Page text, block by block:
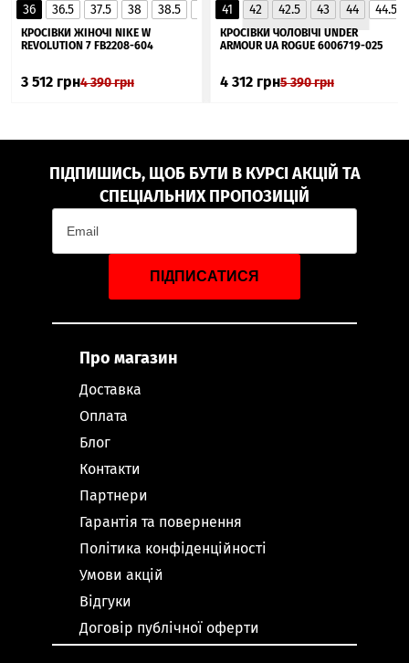
36 36.5 37.5 38 38.5 40 40.5
41
▲
КРОСІВКИ ЖІНОЧІ NIKE W
REVOLUTION 7 FB2208-604
3 512 грн4 390грн
41 42 42.5 43 44 44.5
КРОСІВКИ ЧОЛОВІЧІ UNDER
ARMOUR UA ROGUE 6006719-025
4 312 грн5 390грн
ПІДПИШИСЬ, ЩОБ БУТИ В КУРСІ АКЦІЙ ТА
СПЕЦІАЛЬНИХ ПРОПОЗИЦІЙ
ПІДПИСАТИСЯ
Про магазин
Доставка
Оплата
Блог
Контакти
Партнери
Гарантія та повернення
Політика конфіденційності
Умови акцій
Відгуки
Договір публічної оферти